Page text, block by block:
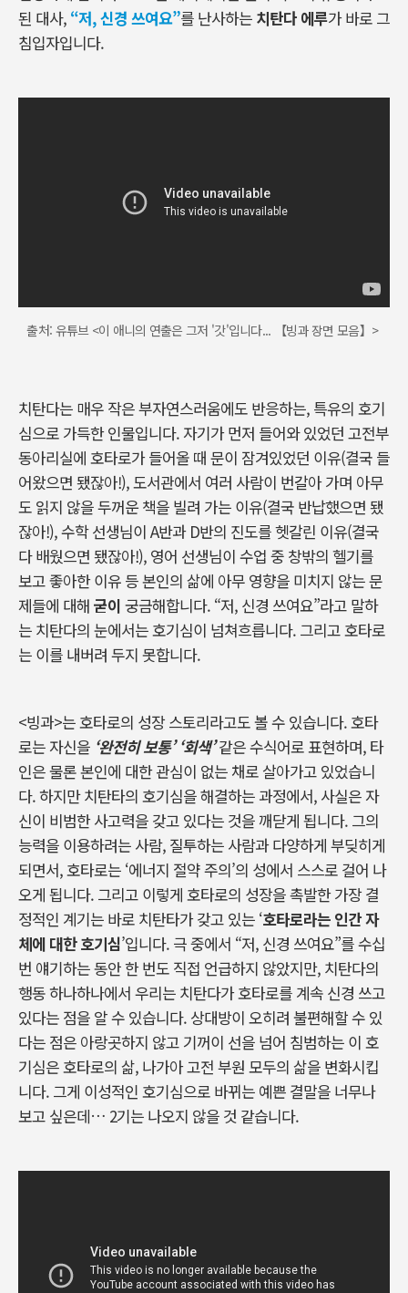
된 대사, “저, 신경 쓰여요”를 난사하는 치탄다 에루가 바로 그
침입자입니다.
출처: 유튜브 <이 애니의 연출은 그저 '갓'입니다... 【빙과 장면 모음】>
치탄다는 매우 작은 부자연스러움에도 반응하는, 특유의 호기
심으로 가득한 인물입니다. 자기가 먼저 들어와 있었던 고전부
동아리실에 호타로가 들어올 때 문이 잠겨있었던 이유(결국 들
어왔으면 됐잖아!),도서관에서 여러 사람이 번갈아 가며 아무
도 읽지 않을 두꺼운 책을 빌려 가는 이유(결국 반납했으면 됐
잖아!),수학 선생님이 A반과 D반의 진도를 헷갈린 이유(결국
다 배웠으면 됐잖아!), 영어 선생님이 수업 중 창밖의 헬기를
보고 좋아한 이유 등 본인의 삶에 아무 영향을 미치지 않는 문
제들에 대해 굳이 궁금해합니다. “저, 신경 쓰여요”라고 말하
는 치탄다의 눈에서는 호기심이 넘쳐흐릅니다. 그리고 호타로
는 이를 내버려 두지 못합니다.
<빙과>는 호타로의 성장 스토리라고도 볼 수 있습니다.호타
로는 자신을 ‘완전히 보통’ ‘회색’ 같은 수식어로 표현하며, 타
인은 물론 본인에 대한 관심이 없는 채로 살아가고 있었습니
다.하지만 치탄타의 호기심을 해결하는 과정에서, 사실은 자
신이 비범한 사고력을 갖고 있다는 것을 깨닫게 됩니다. 그의
능력을 이용하려는 사람, 질투하는 사람과 다양하게 부딪히게
되면서,호타로는 ‘에너지 절약 주의’의 성에서 스스로 걸어 나
오게 됩니다. 그리고 이렇게 호타로의 성장을 촉발한 가장 결
정적인 계기는 바로 치탄타가 갖고 있는 ‘호타로라는 인간 자
체에 대한 호기심’입니다. 극 중에서 “저, 신경 쓰여요”를 수십
번 얘기하는 동안 한 번도 직접 언급하지 않았지만, 치탄다의
행동 하나하나에서 우리는 치탄다가 호타로를 계속 신경 쓰고
있다는 점을 알 수 있습니다. 상대방이 오히려 불편해할 수 있
다는 점은 아랑곳하지 않고 기꺼이 선을 넘어 침범하는 이 호
기심은 호타로의 삶, 나가아 고전 부원 모두의 삶을 변화시킵
니다. 그게 이성적인 호기심으로 바뀌는 예쁜 결말을 너무나
보고 싶은데… 2기는 나오지 않을 것 같습니다.